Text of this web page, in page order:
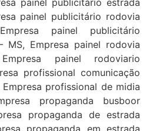
painel publicitário rodovia
painel publicitário
MS, Empresa painel rodovia
painel rodoviario
profissional comunicação
Empresa profissional de midia
propaganda busboor
propaganda de estrada
propaganda em estrada